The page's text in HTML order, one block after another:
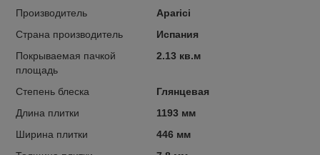
Производитель
Aparici
Страна производитель
Испания
Покрываемая пачкой
площадь
2.13 кв.м
Степень блеска
Глянцевая
Длина плитки
1193 мм
Ширина плитки
446 мм